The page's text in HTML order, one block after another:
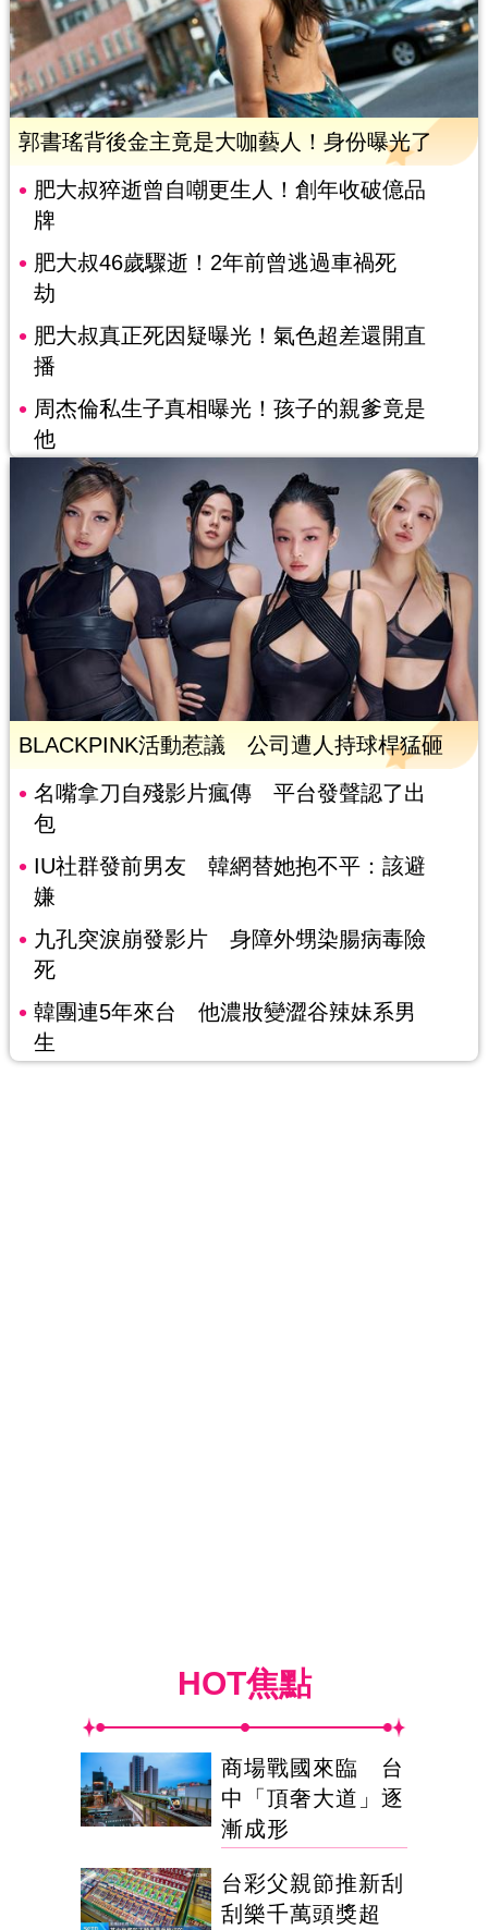
郭書瑤背後金主竟是大咖藝人！身份曝光了
肥大叔猝逝曾自嘲更生人！創年收破億品
牌
肥大叔46歲驟逝！2年前曾逃過車禍死
劫
肥大叔真正死因疑曝光！氣色超差還開直
播
周杰倫私生子真相曝光！孩子的親爹竟是
他
BLACKPINK活動惹議 公司遭人持球桿猛砸
名嘴拿刀自殘影片瘋傳 平台發聲認了出
包
IU社群發前男友 韓網替她抱不平：該避
嫌
九孔突淚崩發影片 身障外甥染腸病毒險
死
韓團連5年來台 他濃妝變澀谷辣妹系男
生
HOT焦點
商場戰國來臨 台
中「頂奢大道」逐
漸成形
台彩父親節推新刮
刮樂千萬頭獎超